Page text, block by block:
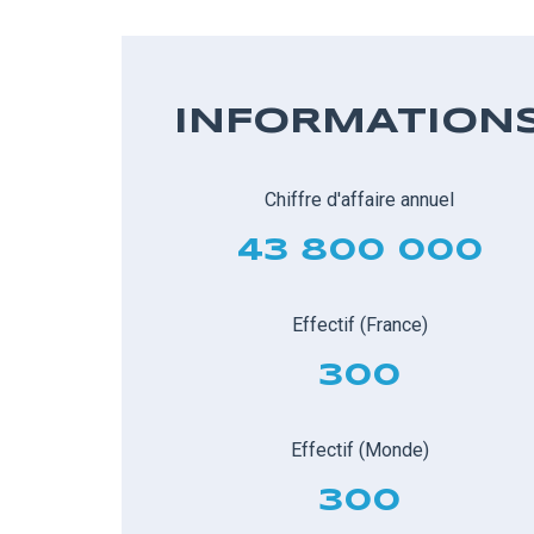
Chiffre d'affaire annuel
43 800 000
Effectif (France)
300
Effectif (Monde)
300